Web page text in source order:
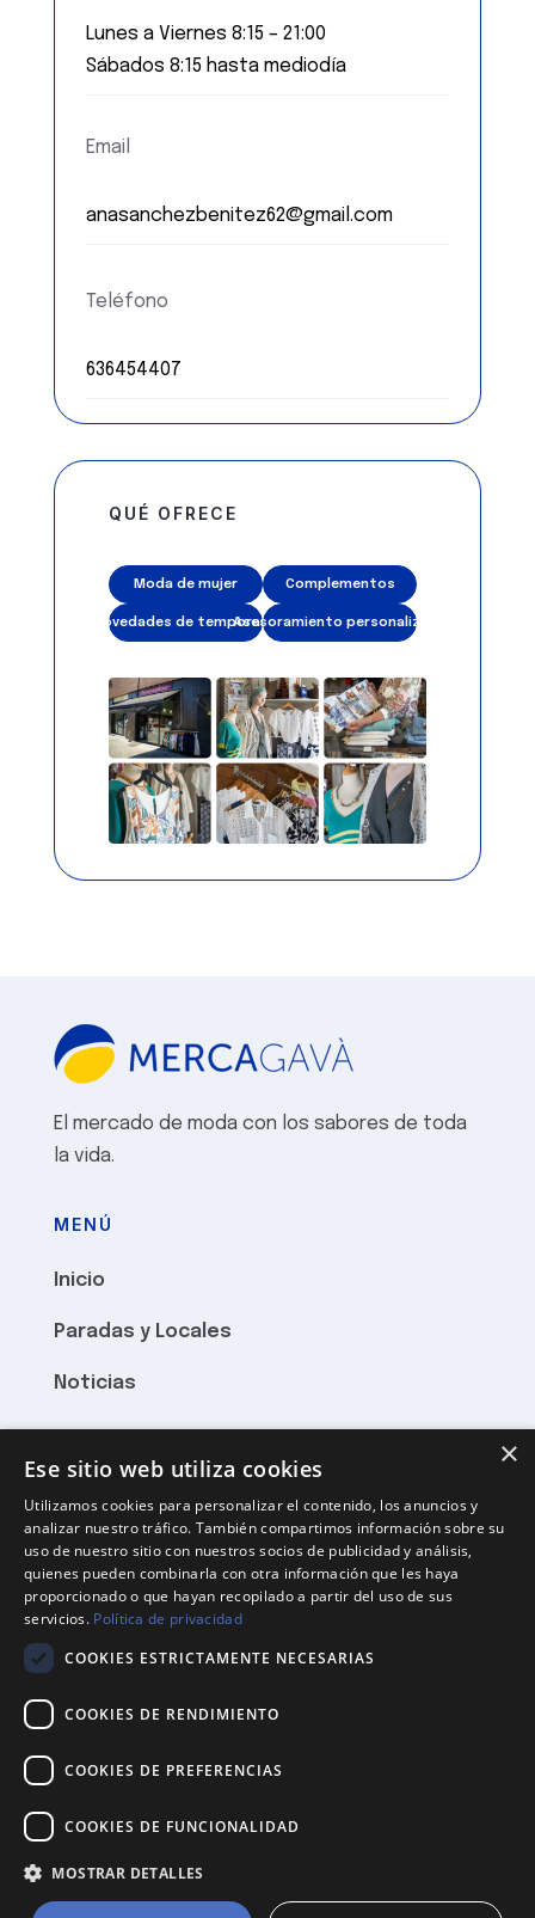
Lunes a Viernes 8:15 – 21:00
Sábados 8:15 hasta mediodía
Email
anasanchezbenitez62@gmail.com
Teléfono
636454407
QUÉ OFRECE
Moda de mujer Complementos
Novedades de temporadaAsesoramiento personalizado
El mercado de moda con los sabores de toda
la vida.
MENÚ
Inicio
Paradas y Locales
Noticias
Lunes a Viernes 8:15 – 21:00
Sábados 8:15 hasta el mediodía
Domingos cerrado
08850 Gavà
mercagava@gmail.com
Català(Catalán) Español
×
Ese sitio web utiliza cookies
Utilizamos cookies para personalizar el contenido, los anuncios y
analizar nuestro tráfico. También compartimos información sobre su
uso de nuestro sitio con nuestros socios de publicidad y análisis,
quienes pueden combinarla con otra información que les haya
proporcionado o que hayan recopilado a partir del uso de sus
servicios. Política de privacidad
COOKIES ESTRICTAMENTE NECESARIAS
COOKIES DE RENDIMIENTO
COOKIES DE PREFERENCIAS
COOKIES DE FUNCIONALIDAD
MOSTRAR DETALLES